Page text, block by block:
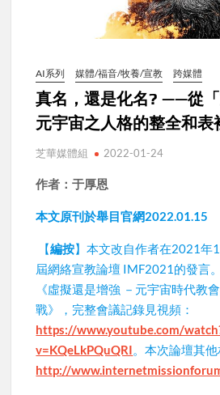
AI系列 媒體/福音/牧養/宣教 跨媒體
真名，還是化名? ——從
元宇宙之人格的整全和表
芝華媒體組 2022-01-24
作者：于厚恩
本文原刊於舉目官網2022.01.15
【編按】本文改自作者在2021年
屆網絡宣教論壇 IMF2021的發言
《虛擬還是增強 －元宇宙時代教
戰》，完整會議記錄見視頻：
https://www.youtube.com/
v=KQeLkPQuQRI。本次論壇其
http://